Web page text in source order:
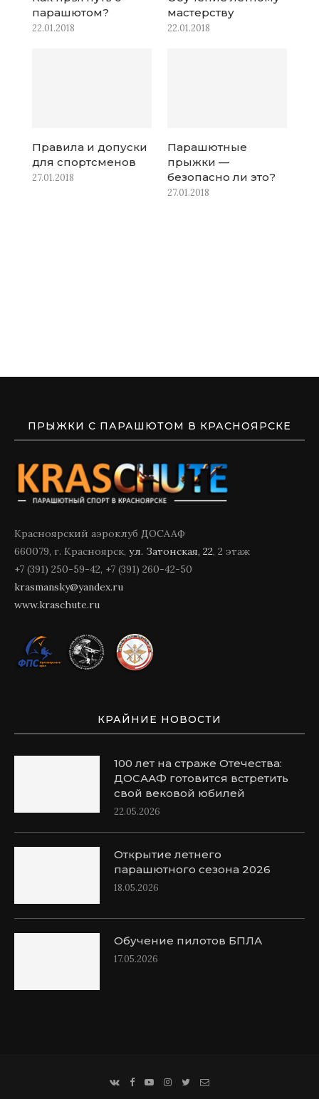
парашютом?
22.01.2018
мастерству
22.01.2018
Правила и допуски
для спортсменов
27.01.2018
Парашютные
прыжки —
безопасно ли это?
27.01.2018
ПРЫЖКИ С ПАРАШЮТОМ В КРАСНОЯРСКЕ
Красноярский аэроклуб ДОСААФ
660079, г. Красноярск, ул. Затонская, 22, 2 этаж
+7 (391) 250-59-42, +7 (391) 260-42-50
krasmansky@yandex.ru
www.kraschute.ru
КРАЙНИЕ НОВОСТИ
100 лет на страже Отечества:
ДОСААФ готовится встретить
свой вековой юбилей
22.05.2026
Открытие летнего
парашютного сезона 2026
18.05.2026
Обучение пилотов БПЛА
17.05.2026